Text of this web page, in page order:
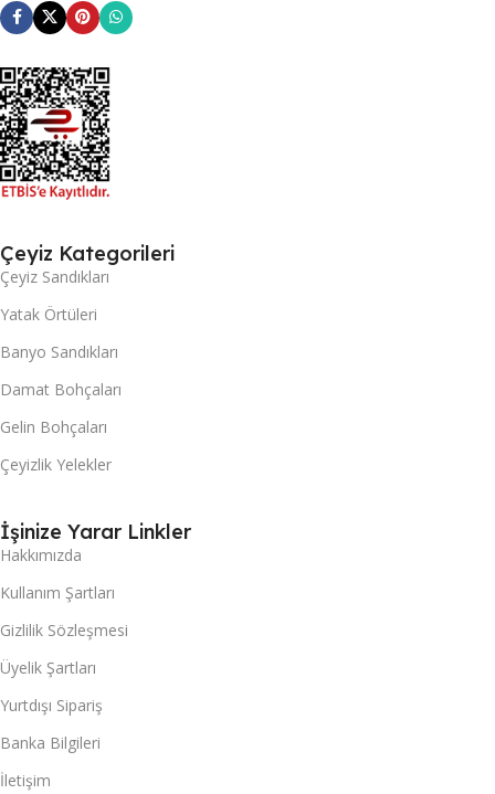
Çeyiz Kategorileri
Çeyiz Sandıkları
Yatak Örtüleri
Banyo Sandıkları
Damat Bohçaları
Gelin Bohçaları
Çeyizlik Yelekler
İşinize Yarar Linkler
Hakkımızda
Kullanım Şartları
Gizlilik Sözleşmesi
Üyelik Şartları
Yurtdışı Sipariş
Banka Bilgileri
İletişim